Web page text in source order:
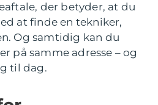
der betyder, at du
at finde en tekniker,
Og samtidig kan du
på samme adresse – og
til dag.